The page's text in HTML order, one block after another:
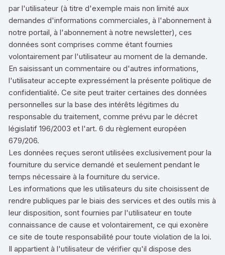
par l'utilisateur (à titre d'exemple mais non limité aux
demandes d'informations commerciales, à l'abonnement à
notre portail, à l'abonnement à notre newsletter), ces
données sont comprises comme étant fournies
volontairement par l'utilisateur au moment de la demande.
En saisissant un commentaire ou d'autres informations,
l'utilisateur accepte expressément la présente politique de
confidentialité. Ce site peut traiter certaines des données
personnelles sur la base des intérêts légitimes du
responsable du traitement, comme prévu par le décret
législatif 196/2003 et l'art. 6 du règlement européen
679/206.
Les données reçues seront utilisées exclusivement pour la
fourniture du service demandé et seulement pendant le
temps nécessaire à la fourniture du service.
Les informations que les utilisateurs du site choisissent de
rendre publiques par le biais des services et des outils mis à
leur disposition, sont fournies par l'utilisateur en toute
connaissance de cause et volontairement, ce qui exonère
ce site de toute responsabilité pour toute violation de la loi.
Il appartient à l'utilisateur de vérifier qu'il dispose des